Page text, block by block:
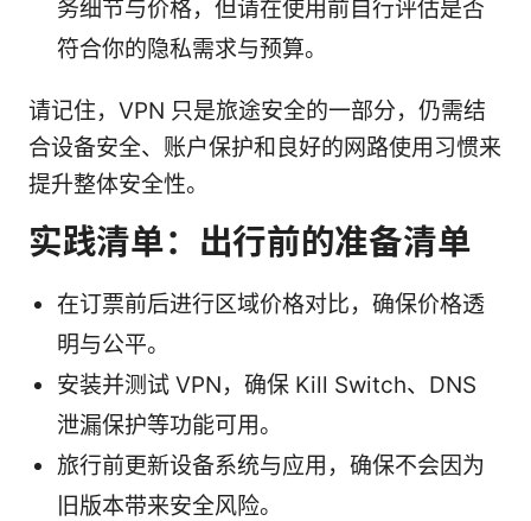
务细节与价格，但请在使用前自行评估是否
符合你的隐私需求与预算。
请记住，VPN 只是旅途安全的一部分，仍需结
合设备安全、账户保护和良好的网路使用习惯来
提升整体安全性。
实践清单：出行前的准备清单
在订票前后进行区域价格对比，确保价格透
明与公平。
安装并测试 VPN，确保 Kill Switch、DNS
泄漏保护等功能可用。
旅行前更新设备系统与应用，确保不会因为
旧版本带来安全风险。